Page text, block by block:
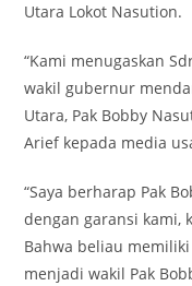
Utara Lokot Nasution.
“Kami menugaskan
wakil gubernur
Utara, Pak Bobby
Arief kepada media
“Saya berharap Pak
dengan garansi kami,
Bahwa beliau
menjadi wakil Pak